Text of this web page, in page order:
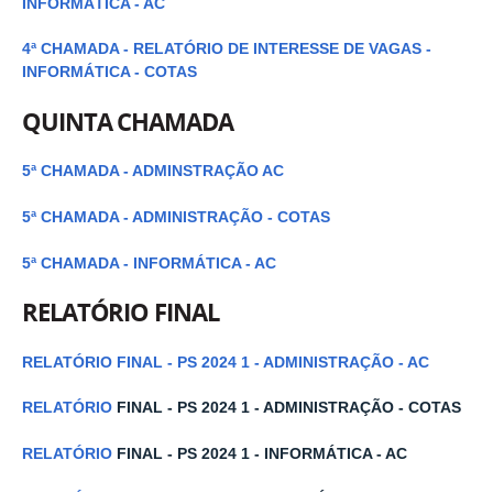
INFORMÁTICA - AC
4ª CHAMADA - RELATÓRIO DE INTERESSE DE VAGAS -
INFORMÁTICA - COTAS
QUINTA CHAMADA
5ª CHAMADA - ADMINSTRAÇÃO AC
5ª CHAMADA - ADMINISTRAÇÃO - COTAS
5ª CHAMADA - INFORMÁTICA - AC
RELATÓRIO FINAL
RELATÓRIO FINAL - PS 2024 1 - ADMINISTRAÇÃO - AC
RELATÓRIO FINAL - PS 2024 1 - ADMINISTRAÇÃO - COTAS
RELATÓRIO FINAL - PS 2024 1 - INFORMÁTICA - AC